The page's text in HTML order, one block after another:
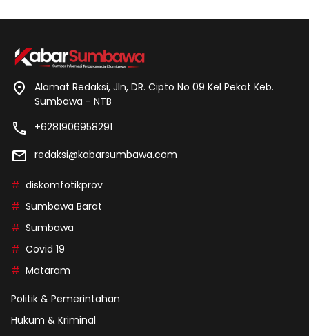
Alamat Redaksi, Jln, DR. Cipto No 09 Kel Pekat Keb.
Sumbawa - NTB
+6281906958291
redaksi@kabarsumbawa.com
diskomfotikprov
Sumbawa Barat
Sumbawa
Covid 19
Mataram
Politik & Pemerintahan
Hukum & Kriminal